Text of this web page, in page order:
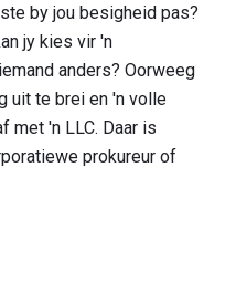
by jou besigheid pas?
jy kies vir 'n
anders? Oorweeg
uit te brei en 'n volle
met 'n LLC. Daar is
prokureur of